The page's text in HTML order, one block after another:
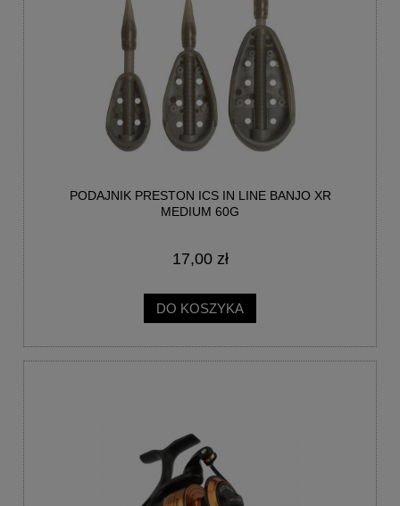
PODAJNIK PRESTON ICS IN LINE BANJO XR
MEDIUM 60G
17,00 zł
DO KOSZYKA